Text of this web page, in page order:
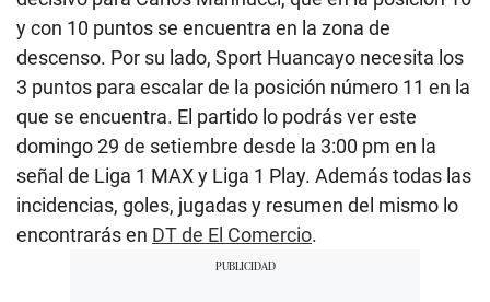
y con 10 puntos se encuentra en la zona de
descenso. Por su lado, Sport Huancayo necesita los
3 puntos para escalar de la posición número 11 en la
que se encuentra. El partido lo podrás ver este
domingo 29 de setiembre desde la 3:00 pm en la
señal de Liga 1 MAX y Liga 1 Play. Además todas las
incidencias, goles, jugadas y resumen del mismo lo
encontrarás en DT de El Comercio.